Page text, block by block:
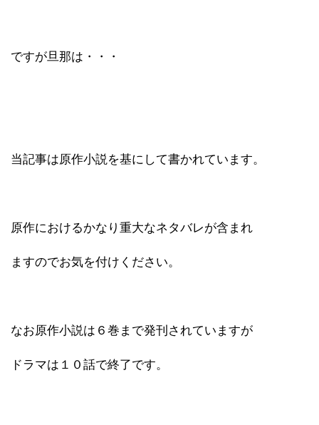
ですが旦那は・・・
当記事は原作小説を基にして書かれています。
原作におけるかなり重大なネタバレが含まれ
ますのでお気を付けください。
なお原作小説は６巻まで発刊されていますが
ドラマは１０話で終了です。